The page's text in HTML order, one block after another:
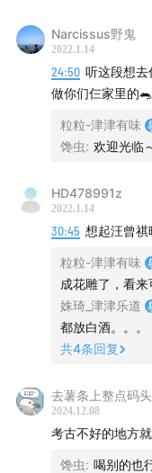
Narcissus野鬼
2022.1.14
24:50 听这段想去
做你们仨家里的🐀
粒粒-津津有味
馋虫: 欢迎光临
HD478991z
2022.1.14
30:45 想起汪曾祺
粒粒-津津有味
成花雕了，看
姝琦_津津乐道
都放白酒。。。
共4条回复
去薯条上整点码头
2024.12.08
考古不好的地方
馋虫: 喝别的也